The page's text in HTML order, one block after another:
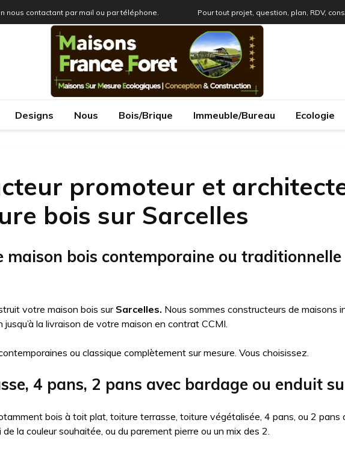
nous contactant par mail ou par téléphone. Pour tout projet, question, plan, RDV,
Designs Nous Bois/Brique Immeuble/Bureau Ecologie
promoteur et
bois sur Sarcelles
maison bois contemporaine ou
votre maison bois sur Sarcelles. Nous sommes constructeurs de maisons
la livraison de votre maison en contrat CCMI.
ou classique complètement sur mesure. Vous choisissez.
4 pans, 2 pans avec bardage ou enduit
bois à toit plat, toiture terrasse, toiture végétalisée, 4 pans, ou 2 pans
la couleur souhaitée, ou du parement pierre ou un mix des 2.